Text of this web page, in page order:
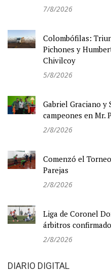
7/8/2026
Colombófilas:
Pichones y
Chivilcoy
5/8/2026
Gabriel Graciano y
campeones en Mr.
2/8/2026
Comenzó el
Parejas
2/8/2026
Liga de Coronel
árbitros
2/8/2026
DIARIO DIGITAL